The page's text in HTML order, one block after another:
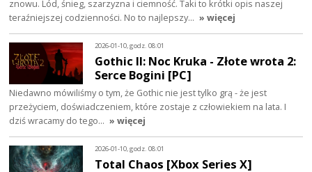
znowu. Lód, śnieg, szarzyzna i ciemność. Taki to krótki opis naszej
teraźniejszej codzienności. No to najlepszy… » więcej
2026-01-10, godz. 08:01
Gothic II: Noc Kruka - Złote wrota 2:
Serce Bogini [PC]
Niedawno mówiliśmy o tym, że Gothic nie jest tylko grą - że jest
przeżyciem, doświadczeniem, które zostaje z człowiekiem na lata. I
dziś wracamy do tego… » więcej
2026-01-10, godz. 08:01
Total Chaos [Xbox Series X]